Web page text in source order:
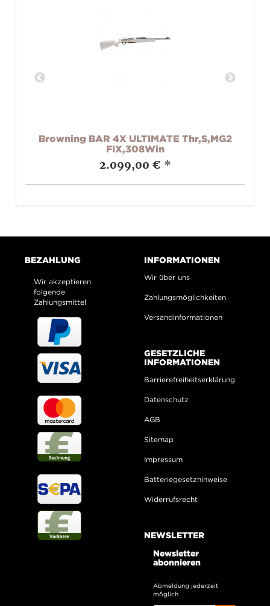
Browning BAR 4X ULTIMATE Thr,S,MG2
FIX,308Win
2.099,00 € *
BEZAHLUNG
Wir akzeptieren
folgende
Zahlungsmittel
INFORMATIONEN
Wir über uns
Zahlungsmöglichkeiten
Versandinformationen
GESETZLICHE
INFORMATIONEN
Barrierefreiheitserklärung
Datenschutz
AGB
Sitemap
Impressum
Batteriegesetzhinweise
Widerrufsrecht
NEWSLETTER
Newsletter
abonnieren
Abmeldung jederzeit
möglich